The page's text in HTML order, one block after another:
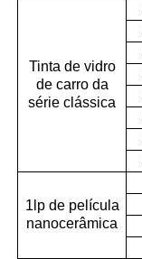
Tinta de vidro
de carro da
série clássica
1lp de película
nanocerâmica